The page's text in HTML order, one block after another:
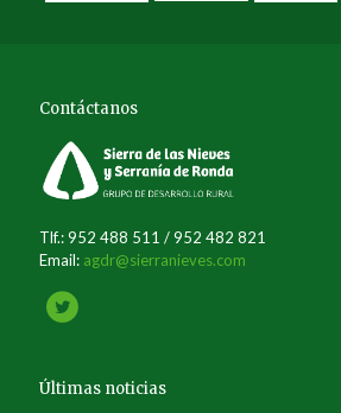
Contáctanos
Tlf.: 952 488 511 / 952 482 821
Email: agdr@sierranieves.com
Últimas noticias